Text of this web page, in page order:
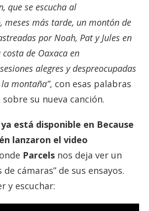
que se escucha al
meses más tarde, un montón de
por Noah, Pat y Jules en
de Oaxaca en
alegres y despreocupadas
montaña”, con esas palabras
su nueva canción.
ya está disponible en Because
lanzaron el video
Parcels nos deja ver un
cámaras” de sus ensayos.
y escuchar: